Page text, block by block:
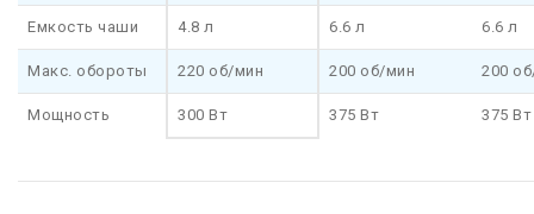
Емкость чаши 4.8 л 6.6 л 6.6 л
Макс. обороты 220 об/мин 200 об/мин 200
Мощность 300 Вт 375 Вт 375 Вт